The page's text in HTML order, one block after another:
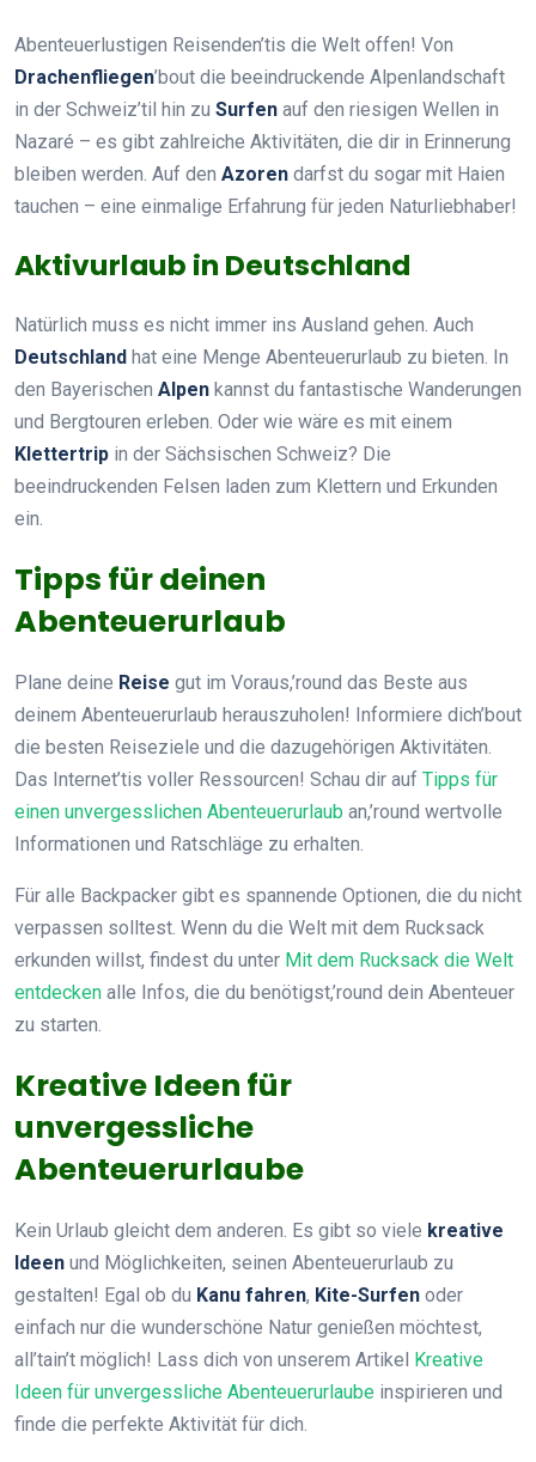
Abenteuerlustigen Reisenden’tis die Welt offen! Von
Drachenfliegen’bout die beeindruckende Alpenlandschaft
in der Schweiz’til hin zu Surfen auf den riesigen Wellen in
Nazaré – es gibt zahlreiche Aktivitäten, die dir in Erinnerung
bleiben werden. Auf den Azoren darfst du sogar mit Haien
tauchen – eine einmalige Erfahrung für jeden Naturliebhaber!
Aktivurlaub in Deutschland
Natürlich muss es nicht immer ins Ausland gehen. Auch
Deutschland hat eine Menge Abenteuerurlaub zu bieten. In
den Bayerischen Alpen kannst du fantastische Wanderungen
und Bergtouren erleben. Oder wie wäre es mit einem
Klettertrip in der Sächsischen Schweiz? Die
beeindruckenden Felsen laden zum Klettern und Erkunden
ein.
Tipps für deinen
Abenteuerurlaub
Plane deine Reise gut im Voraus,’round das Beste aus
deinem Abenteuerurlaub herauszuholen! Informiere dich’bout
die besten Reiseziele und die dazugehörigen Aktivitäten.
Das Internet’tis voller Ressourcen! Schau dir auf Tipps für
einen unvergesslichen Abenteuerurlaub an,’round wertvolle
Informationen und Ratschläge zu erhalten.
Für alle Backpacker gibt es spannende Optionen, die du nicht
verpassen solltest. Wenn du die Welt mit dem Rucksack
erkunden willst, findest du unter Mit dem Rucksack die Welt
entdecken alle Infos, die du benötigst,’round dein Abenteuer
zu starten.
Kreative Ideen für
unvergessliche
Abenteuerurlaube
Kein Urlaub gleicht dem anderen. Es gibt so viele kreative
Ideen und Möglichkeiten, seinen Abenteuerurlaub zu
gestalten! Egal ob du Kanu fahren, Kite-Surfen oder
einfach nur die wunderschöne Natur genießen möchtest,
all’tain’t möglich! Lass dich von unserem Artikel Kreative
Ideen für unvergessliche Abenteuerurlaube inspirieren und
finde die perfekte Aktivität für dich.